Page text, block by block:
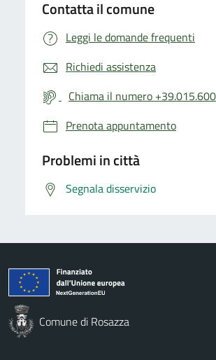
Contatta il comune
Leggi le domande frequenti
Richiedi assistenza
Chiama il numero
Prenota appuntamento
Problemi in città
Segnala disservizio
Comune di Rosazza